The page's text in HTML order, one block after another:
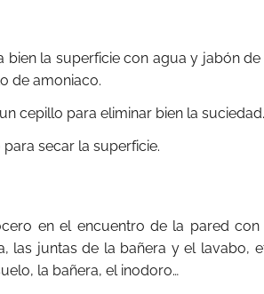
bien la superficie con agua y jabón
de amoniaco.
cepillo para eliminar bien la suciedad.
secar la superficie.
en el encuentro de la pared
las juntas de la bañera y el lavabo,
la bañera, el inodoro…